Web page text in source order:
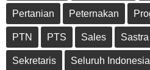
Pertanian Peternakan
PTN PTS Sales Sastra
Sekretaris Seluruh Indonesia